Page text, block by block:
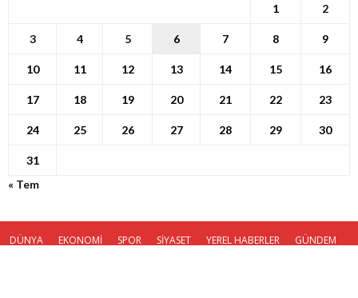
1 2
3 4 5 6 7 8 9
10 11 12 13 14 15 16
17 18 19 20 21 22 23
24 25 26 27 28 29 30
31
« Tem
DÜNYA EKONOMİ SPOR SİYASET YEREL HABERLER
GÜNDEM